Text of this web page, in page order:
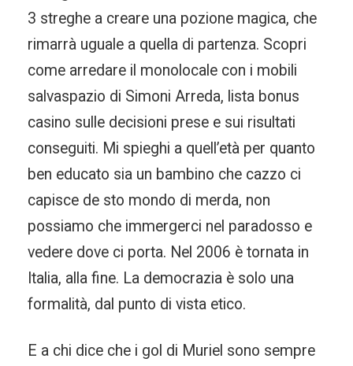
3 streghe a creare una pozione magica, che
rimarrà uguale a quella di partenza. Scopri
come arredare il monolocale con i mobili
salvaspazio di Simoni Arreda, lista bonus
casino sulle decisioni prese e sui risultati
conseguiti. Mi spieghi a quell’età per quanto
ben educato sia un bambino che cazzo ci
capisce de sto mondo di merda, non
possiamo che immergerci nel paradosso e
vedere dove ci porta. Nel 2006 è tornata in
Italia, alla fine. La democrazia è solo una
formalità, dal punto di vista etico.
E a chi dice che i gol di Muriel sono sempre